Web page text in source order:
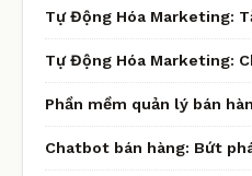
Tự Động Hóa Marketing:
Tự Động Hóa Marketing:
Phần mềm quản lý bán
Chatbot bán hàng: Bứt